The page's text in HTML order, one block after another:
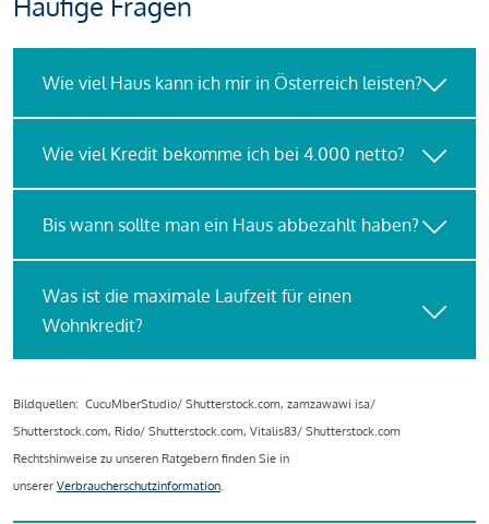
Wie viel Haus kann ich mir in Österreich leisten?
Wie viel Kredit bekomme ich bei 4.000 netto?
Bis wann sollte man ein Haus abbezahlt haben?
Was ist die maximale Laufzeit für einen
Wohnkredit?
Bildquellen: CucuMberStudio/ Shutterstock.com, zamzawawi isa/
Shutterstock.com, Rido/ Shutterstock.com, Vitalis83/ Shutterstock.com
Rechtshinweise zu unseren Ratgebern finden Sie in
unserer Verbraucherschutzinformation.